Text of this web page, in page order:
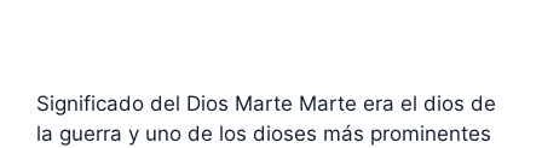
Significado del Dios Marte Marte era el dios de
la guerra y uno de los dioses más prominentes